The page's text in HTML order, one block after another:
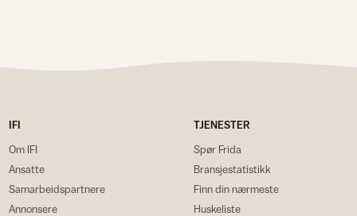
IFI
Om IFI
Ansatte
Samarbeidspartnere
Annonsere
TJENESTER
Spør Frida
Bransjestatistikk
Finn din nærmeste
Huskeliste